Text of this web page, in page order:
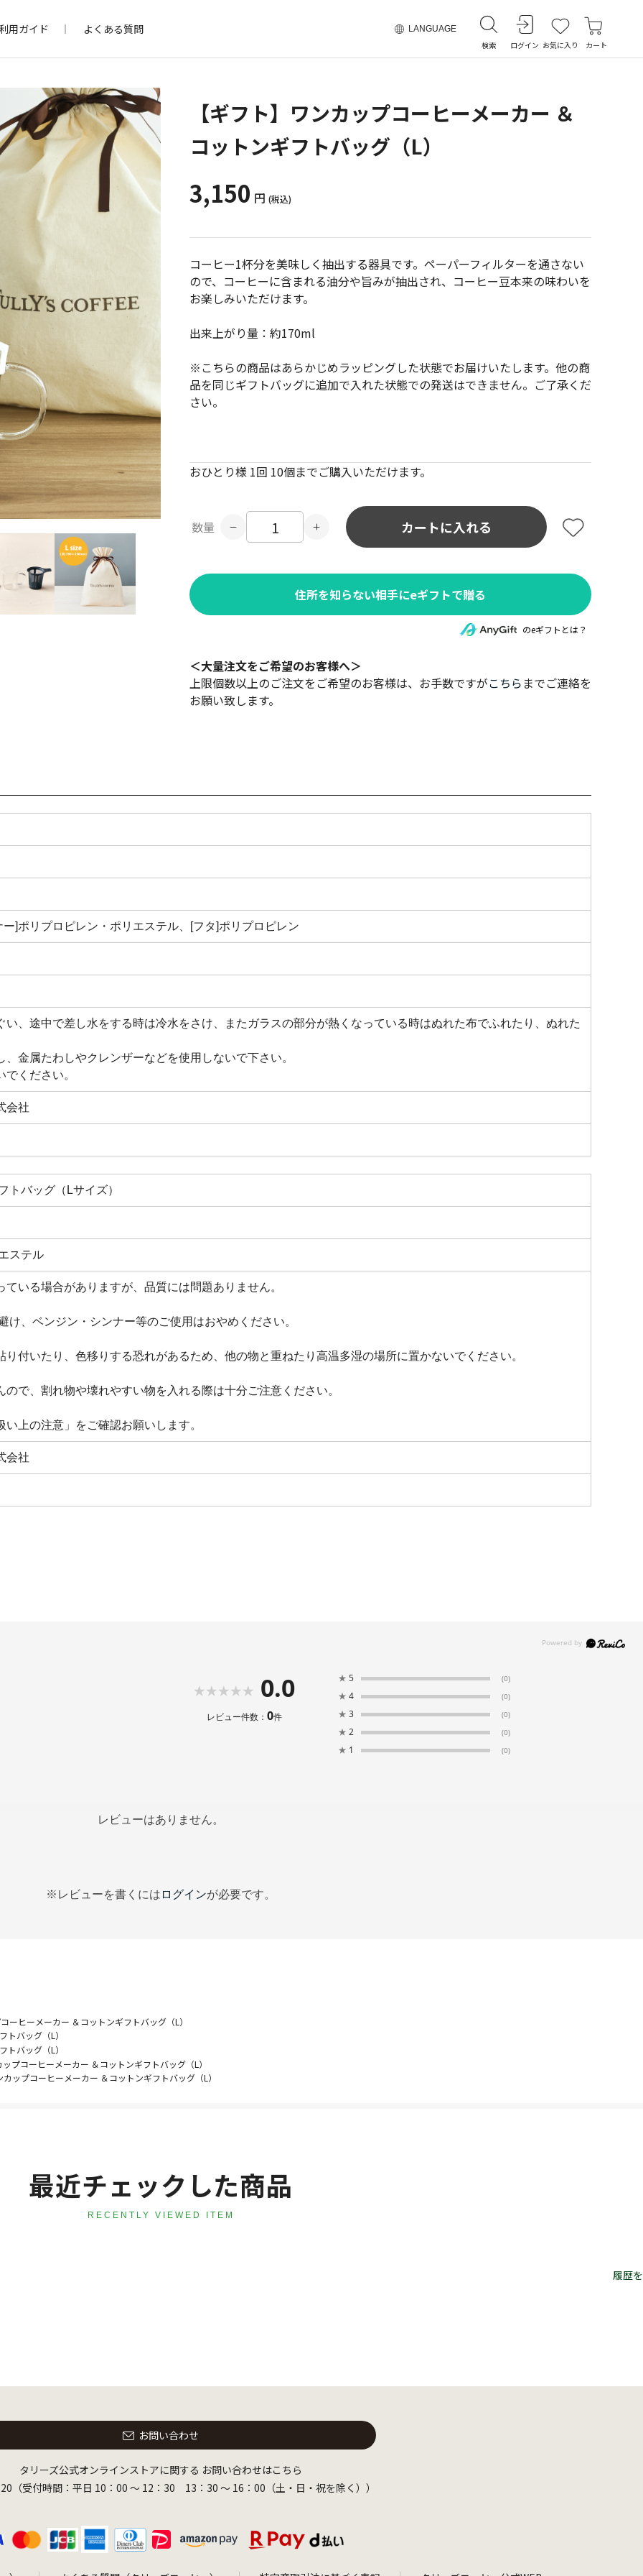
用ガイド よくある質問 LANGUAGE
検索 ログイン お気に入り カート
【ギフト】ワンカップコーヒーメーカー ＆
コットンギフトバッグ（L）
3,150 円 (税込)
おひとり様 1回 10個までご購入いただけます。
コーヒー1杯分を美味しく抽出する器具です。ペーパーフィルターを通さない
ので、コーヒーに含まれる油分や旨みが抽出され、コーヒー豆本来の味わいを
お楽しみいただけます。
出来上がり量：約170ml
※こちらの商品はあらかじめラッピングした状態でお届けいたします。他の商
品を同じギフトバッグに追加で入れた状態での発送はできません。ご了承くだ
さい。
数量 カートに入れる
住所を知らない相手にeギフトで贈る
のeギフトとは？
＜大量注文をご希望のお客様へ＞
上限個数以上のご注文をご希望のお客様は、お手数ですがこちら までご連絡を
お願い致します。
]ポリプロピレン・ポリエステル、[フタ]ポリプロピレン
い、途中で差し水をする時は冷水をさけ、またガラスの部分が熱くなっている時はぬれた布でふれたり、ぬれた
金属たわしやクレンザーなどを使用しないで下さい。
ください。
会社
トバッグ（Lサイズ）
ステル
いる場合がありますが、品質には問題ありません。
け、ベンジン・シンナー等のご使用はおやめください。
付いたり、色移りする恐れがあるため、他の物と重ねたり高温多湿の場所に置かないでください。
で、割れ物や壊れやすい物を入れる際は十分ご注意ください。
上の注意」をご確認お願いします。
会社
0.0
レビュー件数： 0件
★ 5 (0)
★ 4 (0)
★ 3 (0)
★ 2 (0)
★ 1 (0)
レビューはありません。
※レビューを書くには ログインが必要です。
ーヒーメーカー ＆コットンギフトバッグ（L）
バッグ（L）
バッグ（L）
プコーヒーメーカー ＆コットンギフトバッグ（L）
ップコーヒーメーカー ＆コットンギフトバッグ（L）
最近チェックした商品
RECENTLY VIEWED ITEM
履歴
お問い合わせ
タリーズ公式オンラインストアに関する お問い合わせはこちら
（受付時間：平日 10：00 ～ 12：30 13：30 ～ 16：00（土・日・祝を除く））